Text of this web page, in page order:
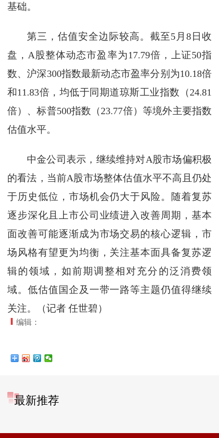
基础。
第三，估值安全边际较高。截至5月8日收
盘，A股整体动态市盈率为17.79倍，上证50指
数、沪深300指数最新动态市盈率分别为10.18倍
和11.83倍，均低于同期道琼斯工业指数（24.81
倍）、标普500指数（23.77倍）等境外主要指数
估值水平。
中金公司表示，继续维持对A股市场偏积极
的看法，当前A股市场整体估值水平不高且仍处
于历史低位，市场机会仍大于风险。随着复苏
逐步深化且上市公司业绩进入改善周期，基本
面改善可能逐渐成为市场交易的核心逻辑，市
场风格有望更为均衡，关注基本面具备复苏逻
辑的领域，如前期调整相对充分的泛消费领
域。低估值国企及一带一路等主题仍值得继续
关注。（记者 任世碧）
编辑：
最新推荐